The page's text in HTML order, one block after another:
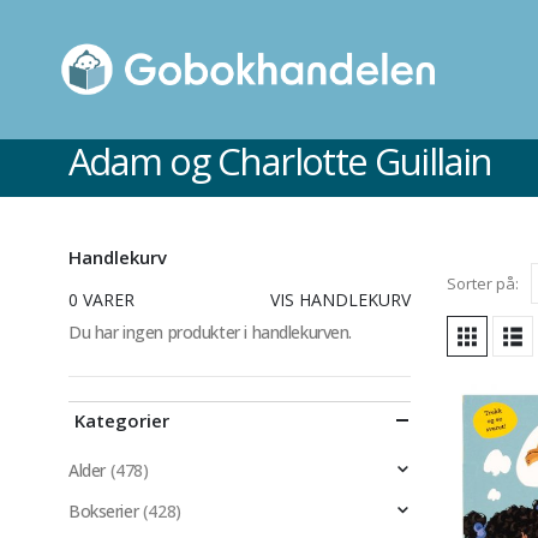
Adam og Charlotte Guillain
Sorter på:
Handlekurv
0 VARER
VIS HANDLEKURV
Du har ingen produkter i handlekurven.
Kategorier
Alder (478)
Bokserier(428)